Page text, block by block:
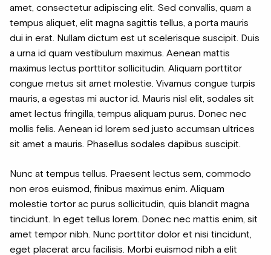
amet, consectetur adipiscing elit. Sed convallis, quam a
tempus aliquet, elit magna sagittis tellus, a porta mauris
dui in erat. Nullam dictum est ut scelerisque suscipit. Duis
a urna id quam vestibulum maximus. Aenean mattis
maximus lectus porttitor sollicitudin. Aliquam porttitor
congue metus sit amet molestie. Vivamus congue turpis
mauris, a egestas mi auctor id. Mauris nisl elit, sodales sit
amet lectus fringilla, tempus aliquam purus. Donec nec
mollis felis. Aenean id lorem sed justo accumsan ultrices
sit amet a mauris. Phasellus sodales dapibus suscipit.
Nunc at tempus tellus. Praesent lectus sem, commodo
non eros euismod, finibus maximus enim. Aliquam
molestie tortor ac purus sollicitudin, quis blandit magna
tincidunt. In eget tellus lorem. Donec nec mattis enim, sit
amet tempor nibh. Nunc porttitor dolor et nisi tincidunt,
eget placerat arcu facilisis. Morbi euismod nibh a elit